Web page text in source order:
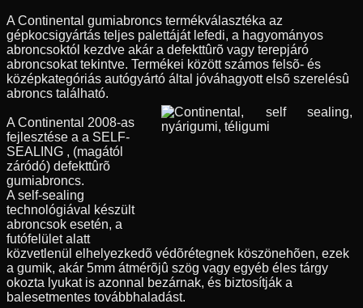
A Continental gumiabroncs termékválasztéka az
gépkocsigyártás teljes palettáját lefedi, a hagyományos
abroncsoktól kezdve akár a defekttûrõ vagy terepjáró
abroncsokat tekintve. Termékei között számos felsõ- és
középkategóriás autógyártó által jóváhagyott elsõ szerelésû
abroncs található.
A Continental 2008-as
fejlesztése a a SELF-
SEALING , (magától
záródó) defekttûrõ
gumiabroncs.
A self-sealing
technológiával készült
abroncsok esetén, a
futófelület alatt
közvetlenül elhelyezkedõ védõrétegnek köszönehõen, ezek
a gumik, akár 5mm átmérõjû szög vagy egyéb éles tárgy
okozta lyukat is azonnal bezárnak, és biztosítják a
balesetmentes továbbhaladást.